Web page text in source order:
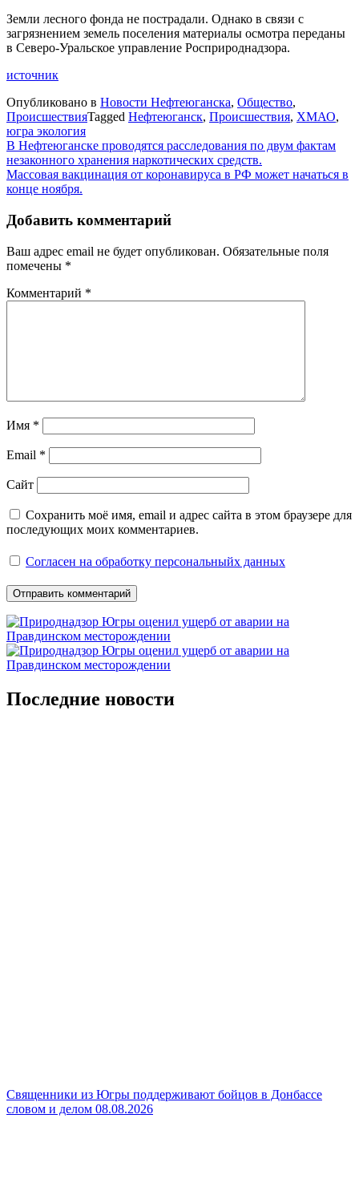
Земли лесного фонда не пострадали. Однако в связи с
загрязнением земель поселения материалы осмотра переданы
в Северо-Уральское управление Росприроднадзора.
источник
Опубликовано в Новости Нефтеюганска, Общество,
ПроисшествияTagged Нефтеюганск, Происшествия, ХМАО,
югра экология
Навигация
по
записям
В Нефтеюганске проводятся расследования по двум фактам
незаконного хранения наркотических средств.
Массовая вакцинация от коронавируса в РФ может начаться в
конце ноября.
Добавить комментарий
Ваш адрес email не будет опубликован. Обязательные поля
помечены *
Комментарий *
Имя *
Email *
Сайт
Сохранить моё имя, email и адрес сайта в этом браузере для
последующих моих комментариев.
Согласен на обработку персональныйх данных
Последние новости
Священники из Югры поддерживают бойцов в Донбассе
словом и делом 08.08.2026